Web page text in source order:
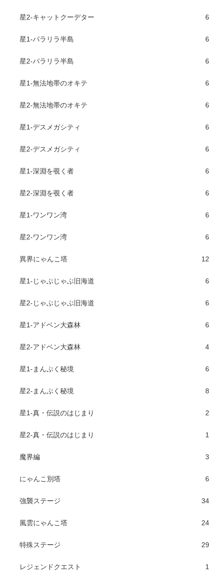
星2-キャットクーデター 6
星1-パラリラ半島 6
星2-パラリラ半島 6
星1-無法地帯のオキテ 6
星2-無法地帯のオキテ 6
星1-デスメガシティ 6
星2-デスメガシティ 6
星1-深淵を覗く者 6
星2-深淵を覗く者 6
星1-ワンワン湾 6
星2-ワンワン湾 6
異界にゃんこ塔 12
星1-じゃぶじゃぶ旧海道 6
星2-じゃぶじゃぶ旧海道 6
星1-アドベン大森林 6
星2-アドベン大森林 4
星1-まんぷく秘境 6
星2-まんぷく秘境 8
星1-真・伝説のはじまり 2
星2-真・伝説のはじまり 1
魔界編 3
にゃんこ別塔 6
強襲ステージ 34
風雲にゃんこ塔 24
特殊ステージ 29
レジェンドクエスト 1